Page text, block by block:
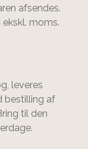
afsendes.
moms.
leveres
bestilling af
til den